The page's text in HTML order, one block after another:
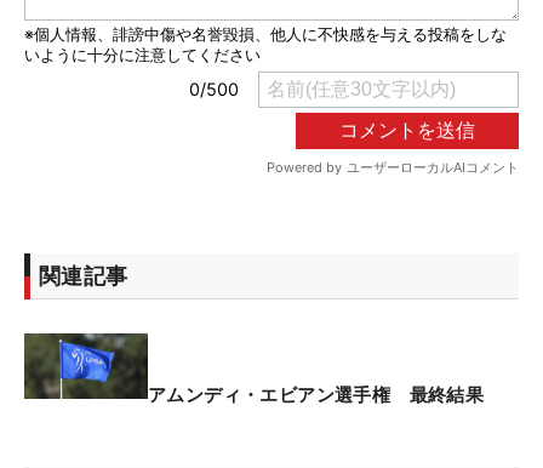
関連記事
アムンディ・エビアン選手権 最終結果